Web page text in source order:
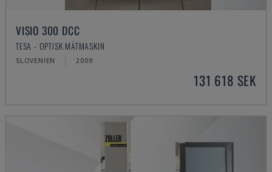
VISIO 300 DCC
TESA - OPTISK MÄTMASKIN
SLOVENIEN 2009
131 618 SEK